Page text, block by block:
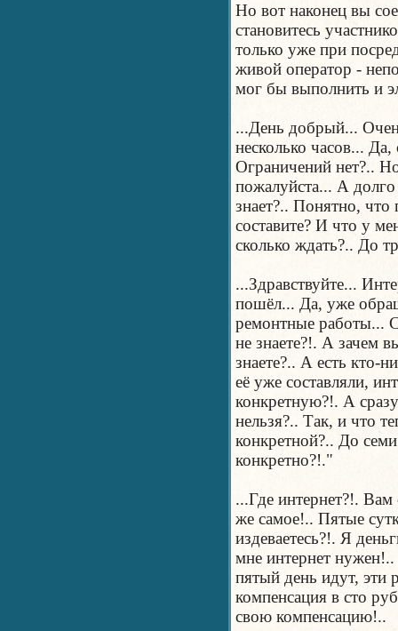
Но вот наконец вы
становитесь
только уже при
живой оператор -
мог бы выполнить и
...День добрый...
несколько часов...
Ограничений нет?..
пожалуйста... А
знает?.. Понятно, что
составите? И что у
сколько ждать?.. До
...Здравствуйте...
пошёл... Да, уже
ремонтные работы...
не знаете?!. А зачем
знаете?.. А есть кто-
её уже составляли,
конкретную?!. А
нельзя?.. Так, и что
конкретной?.. До
конкретно?!."
...Где интернет?!. Вам
же самое!.. Пятые
издеваетесь?!. Я
мне интернет
пятый день идут, эти
компенсация в сто
свою компенсацию!..